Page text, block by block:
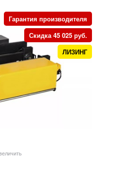
Гарантия производителя
Скидка 45 025 руб.
ЛИЗИНГ